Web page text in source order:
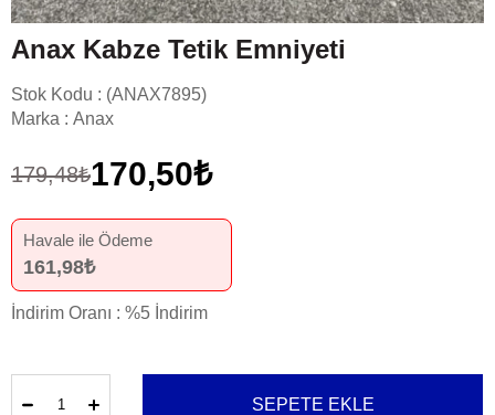
Anax Kabze Tetik Emniyeti
Stok Kodu
(ANAX7895)
Marka : Anax
179,48₺170,50₺
Havale ile Ödeme
161,98₺
İndirim Oranı : %5 İndirim